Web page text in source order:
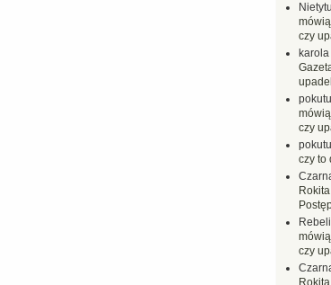
czy
karola
czy
czy to
czy